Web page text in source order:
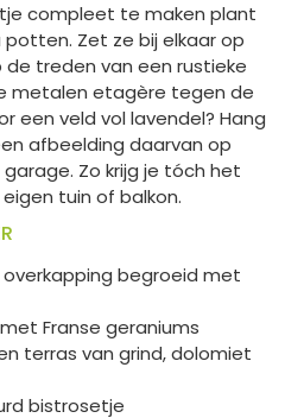
compleet te maken plant
Zet ze bij elkaar op
treden van een rustieke
metalen etagère tegen de
een veld vol lavendel? Hang
afbeelding daarvan op
Zo krijg je tóch het
tuin of balkon.
begroeid met
Franse geraniums
terras van grind, dolomiet
bistrosetje